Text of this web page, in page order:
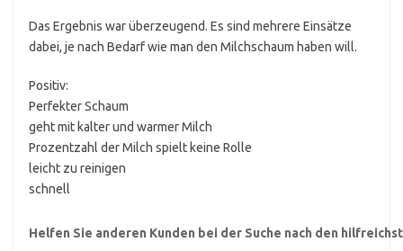
Das Ergebnis war überzeugend. Es sind mehrere Einsätze
dabei, je nach Bedarf wie man den Milchschaum haben will.
Positiv:
Perfekter Schaum
geht mit kalter und warmer Milch
Prozentzahl der Milch spielt keine Rolle
leicht zu reinigen
schnell
Helfen Sie anderen Kunden bei der Suche nach den